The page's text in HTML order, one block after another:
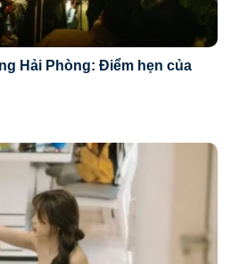
Hải Phòng: Điểm hẹn của